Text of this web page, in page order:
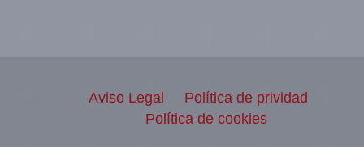
Aviso Legal
Política de prividad
Política de cookies